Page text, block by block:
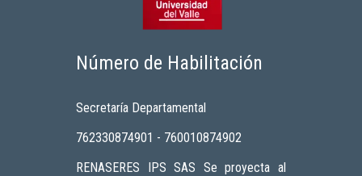
Número de Habilitación
Secretaría Departamental
762330874901 - 760010874902
RENASERES IPS SAS Se proyecta al